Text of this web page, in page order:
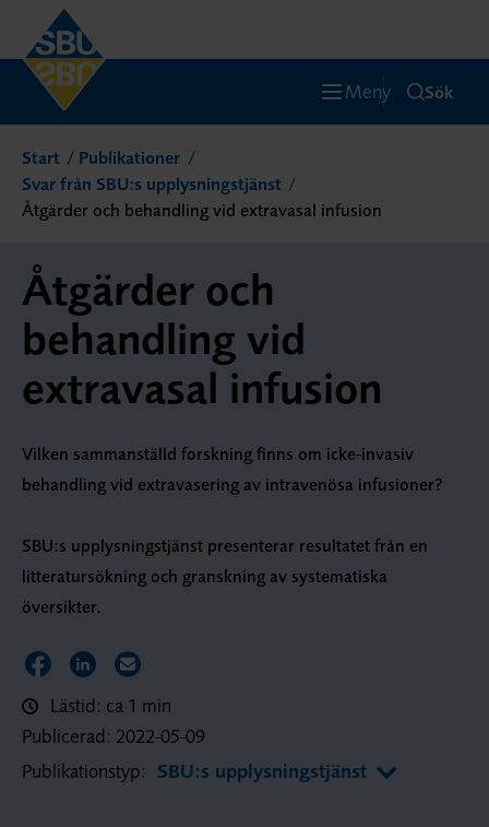
Meny Sök
Start
Publikationer
Svar från SBU:s upplysningstjänst
Åtgärder och behandling vid extravasal infusion
Åtgärder och
behandling vid
extravasal infusion
Vilken sammanställd forskning finns om icke-invasiv
behandling vid extravasering av intravenösa infusioner?
SBU:s upplysningstjänst presenterar resultatet från en
litteratursökning och granskning av systematiska
översikter.
Dela sidan på Facebook
Dela sidan på LinkedIn
Dela sidan via E-post
Lästid: ca 1 min
Publicerad: 2022-05-09
Publikationstyp: SBU:s upplysningstjänst